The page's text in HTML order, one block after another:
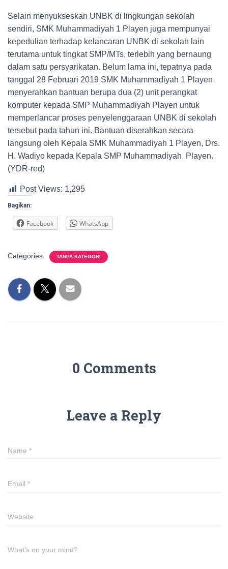
Selain menyukseskan UNBK di lingkungan sekolah
sendiri, SMK Muhammadiyah 1 Playen juga mempunyai
kepedulian terhadap kelancaran UNBK di sekolah lain
terutama untuk tingkat SMP/MTs, terlebih yang bernaung
dalam satu persyarikatan. Belum lama ini, tepatnya pada
tanggal 28 Februari 2019 SMK Muhammadiyah 1 Playen
menyerahkan bantuan berupa dua (2) unit perangkat
komputer kepada SMP Muhammadiyah Playen untuk
memperlancar proses penyelenggaraan UNBK di sekolah
tersebut pada tahun ini. Bantuan diserahkan secara
langsung oleh Kepala SMK Muhammadiyah 1 Playen, Drs.
H. Wadiyo kepada Kepala SMP Muhammadiyah Playen.
(YDR-red)
Post Views: 1,295
Bagikan:
Facebook WhatsApp
Categories: TANPA KATEGORI
0 Comments
Leave a Reply
Name *
Email *
Website
What's on your mind?